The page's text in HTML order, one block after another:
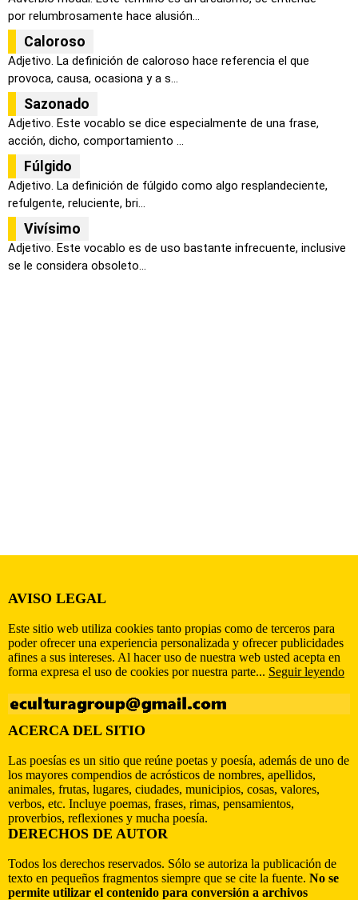
por relumbrosamente hace alusión...
Caloroso
Adjetivo. La definición de caloroso hace referencia el que
provoca, causa, ocasiona y a s...
Sazonado
Adjetivo. Este vocablo se dice especialmente de una frase,
acción, dicho, comportamiento ...
Fúlgido
Adjetivo. La definición de fúlgido como algo resplandeciente,
refulgente, reluciente, bri...
Vivísimo
Adjetivo. Este vocablo es de uso bastante infrecuente, inclusive
se le considera obsoleto...
AVISO LEGAL
Este sitio web utiliza cookies tanto propias como de terceros para
poder ofrecer una experiencia personalizada y ofrecer publicidades
afines a sus intereses. Al hacer uso de nuestra web usted acepta en
forma expresa el uso de cookies por nuestra parte... Seguir leyendo
ACERCA DEL SITIO
Las poesías es un sitio que reúne poetas y poesía, además de uno de
los mayores compendios de acrósticos de nombres, apellidos,
animales, frutas, lugares, ciudades, municipios, cosas, valores,
verbos, etc. Incluye poemas, frases, rimas, pensamientos,
proverbios, reflexiones y mucha poesía.
DERECHOS DE AUTOR
Todos los derechos reservados. Sólo se autoriza la publicación de
texto en pequeños fragmentos siempre que se cite la fuente. No se
permite utilizar el contenido para conversión a archivos